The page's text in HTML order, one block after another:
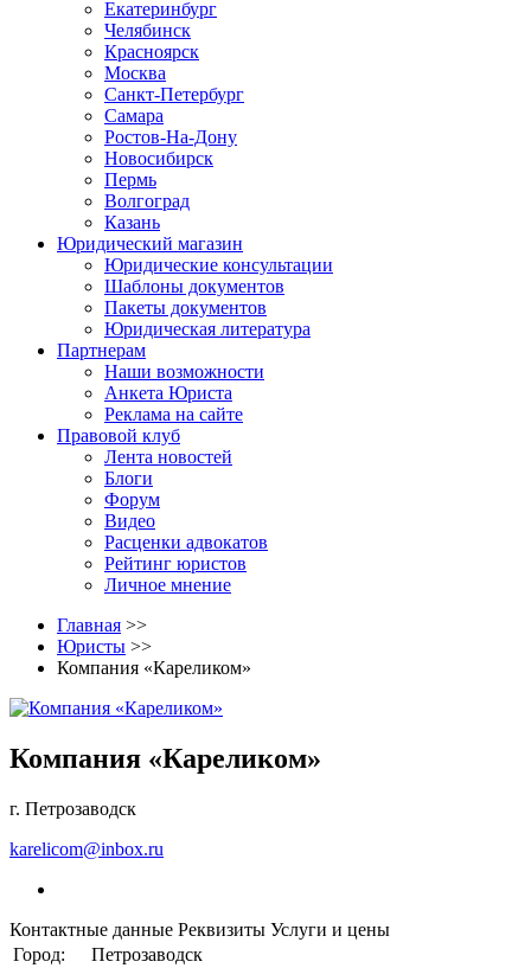
Екатеринбург
Челябинск
Красноярск
Москва
Санкт-Петербург
Самара
Ростов-На-Дону
Новосибирск
Пермь
Волгоград
Казань
Юридический магазин
Юридические консультации
Шаблоны документов
Пакеты документов
Юридическая литература
Партнерам
Наши возможности
Анкета Юриста
Реклама на сайте
Правовой клуб
Лента новостей
Блоги
Форум
Видео
Расценки адвокатов
Рейтинг юристов
Личное мнение
Главная >>
Юристы >>
Компания «Кареликом»
Компания «Кареликом»
г. Петрозаводск
karelicom@inbox.ru
Контактные данные Реквизиты Услуги и цены
Город:
Петрозаводск